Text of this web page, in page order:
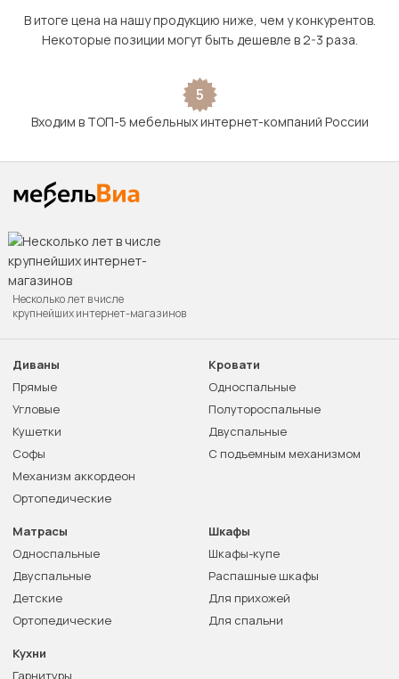
В итоге цена на нашу продукцию ниже, чем у конкурентов.
Некоторые позиции могут быть дешевле в 2-3 раза.
5
Входим в ТОП-5 мебельных интернет-компаний России
Несколько лет в числе
крупнейших интернет-магазинов
Диваны
Прямые
Угловые
Кушетки
Софы
Механизм аккордеон
Ортопедические
Кровати
Односпальные
Полутороспальные
Двуспальные
С подъемным механизмом
Матрасы
Односпальные
Двуспальные
Детские
Ортопедические
Шкафы
Шкафы-купе
Распашные шкафы
Для прихожей
Для спальни
Кухни
Гарнитуры